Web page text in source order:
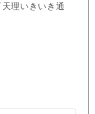
理いきいき通